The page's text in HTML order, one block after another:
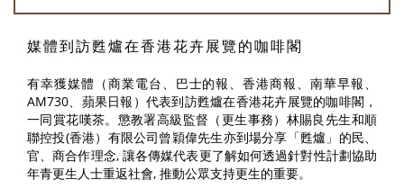
媒體到訪甦爐在香港花卉展覽的咖啡閣
有幸獲媒體（商業電台、巴士的報、香港商報、南華早報、
AM730、蘋果日報）代表到訪甦爐在香港花卉展覽的咖啡閣，
一同賞花嘆茶。懲教署高級監督（更生事務）林賜良先生和順
聯控投(香港）有限公司曾穎偉先生亦到場分享「甦爐」的民、
官、商合作理念, 讓各傳媒代表更了解如何透過針對性計劃協助
年青更生人士重返社會, 推動公眾支持更生的重要。